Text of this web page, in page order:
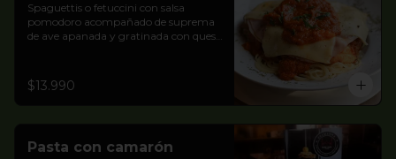
Spaguettis o fetuccini con salsa
pomodoro acompañado de suprema
de ave apanada y gratinada con queso
$13.990
Pasta con camarón